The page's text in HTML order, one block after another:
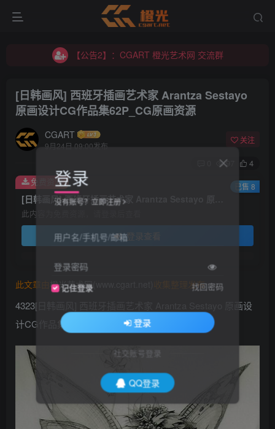
【公告2】：CGART 橙光艺术网 交流群
【公告2】：CGART 橙光艺术网 交流群
[日韩画风] 西班牙插画艺术家 Arantza Sestayo
原画设计CG作品集62P_CG原画资源
CGART
9月24日 09:00发布
关注
97 4
此内容为免费资源，请登录后查看
登录查看
免费资源 已售 8
此文章由 橙光艺术网(www.cgart.net) 收集整理发布
4323[日韩画风] 西班牙插画艺术家 Arantza Sestayo 原画设
计CG作品集62P_CG原画资源
登录
没有账号？立即注册
用户名/手机号/邮箱
登录密码
记住登录 找回密码
登录
社交账号登录
QQ登录